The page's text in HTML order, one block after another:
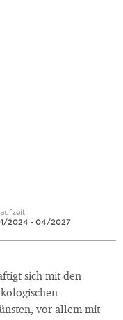
2024 - 04/2027
sich mit den
vor allem mit